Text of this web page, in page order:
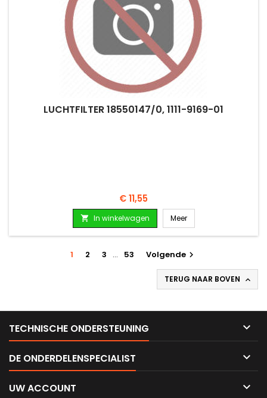
LUCHTFILTER 18550147/0, 1111-9169-01
Prijs
€ 11,55
 In winkelwagen Meer
1 2 3 … 53 Volgende 
TERUG NAAR BOVEN 
TECHNISCHE ONDERSTEUNING 
DE ONDERDELENSPECIALIST 
UW ACCOUNT 